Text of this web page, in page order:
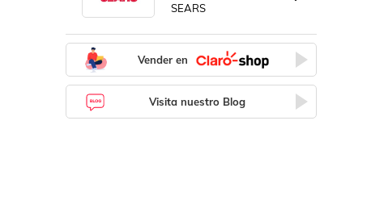
SEARS
Vender en
Visita nuestro Blog